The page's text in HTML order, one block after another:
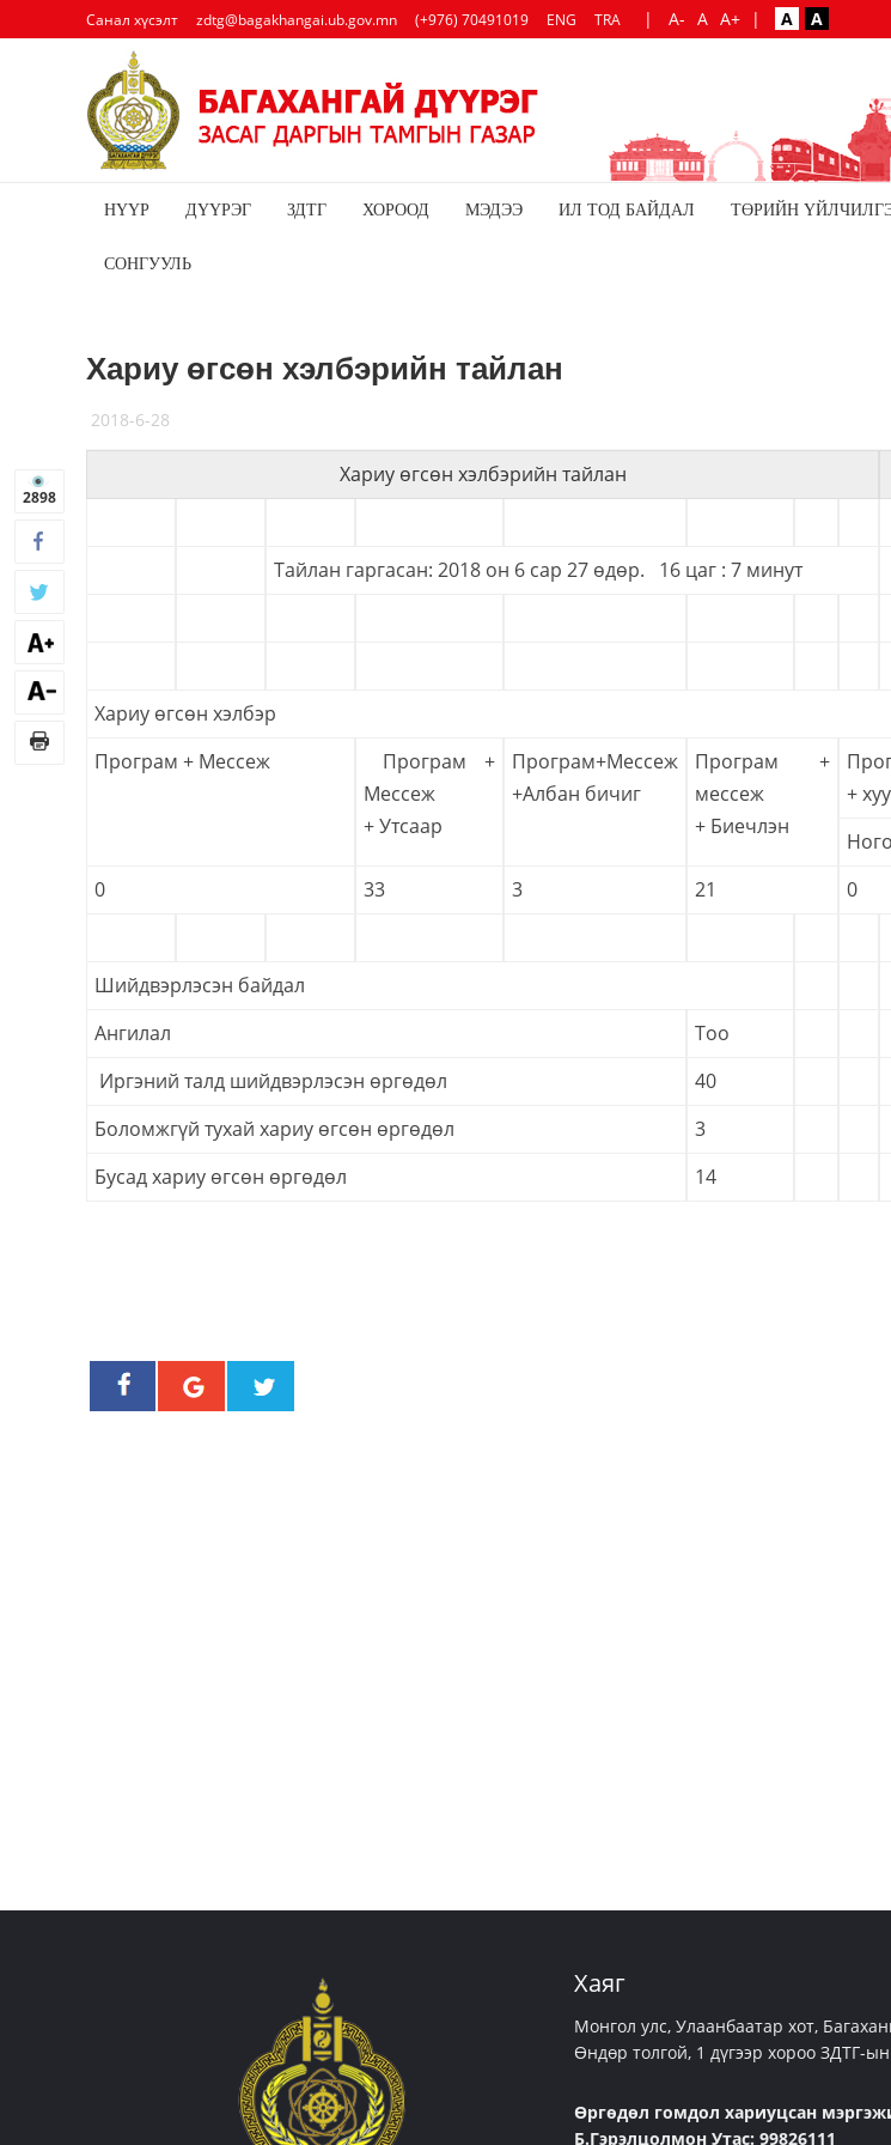
Санал хүсэлт zdtg@bagakhangai.ub.gov.mn (+976) 70491019 ENG TRA | A- A A+ | A A
НҮҮР ДҮҮРЭГ ЗДТГ ХОРООД МЭДЭЭ ИЛ ТОД БАЙДАЛ ТӨРИЙН
СОНГУУЛЬ
Хариу өгсөн хэлбэрийн тайлан
2018-6-28
2898
Хариу өгсөн хэлбэрийн тайлан
Тайлан гаргасан: 2018 он 6 сар 27 өдөр. 16 цаг : 7 минут
Хариу өгсөн хэлбэр
Програм + Мессеж
Програм +
Мессеж
+ Утсаар
Програм+Мессеж
+Албан бичиг
Програм +
мессеж
+ Биечлэн
+
0
33 3 21 0
Шийдвэрлэсэн байдал
Ангилал
Тоо
Иргэний талд шийдвэрлэсэн өргөдөл
40
Боломжгүй тухай хариу өгсөн өргөдөл
3
Бусад хариу өгсөн өргөдөл
14
Хаяг
Монгол улс, Улаанбаатар хот,
Өндөр толгой, 1 дүгээр хороо ЗДТГ-
Өргөдөл гомдол хариуцсан
Б.Гэрэлцолмон Утас: 99826111